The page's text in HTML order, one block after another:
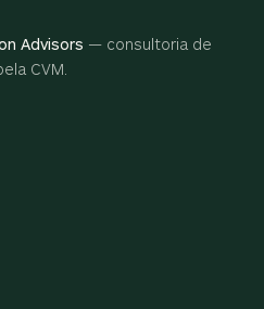
Advisors — consultoria de
CVM.